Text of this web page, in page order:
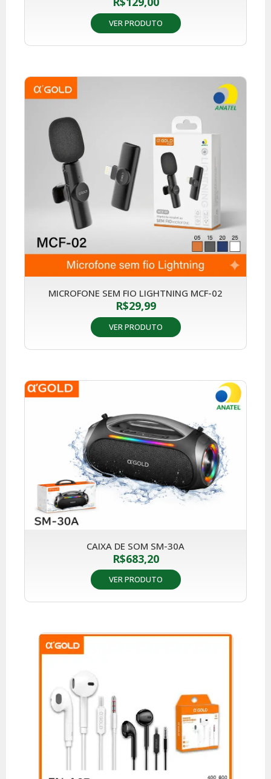
VER PRODUTO
MICROFONE SEM FIO LIGHTNING MCF-02
R$29,99
VER PRODUTO
CAIXA DE SOM SM-30A
R$683,20
VER PRODUTO